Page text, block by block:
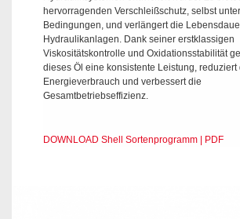
hervorragenden Verschleißschutz, selbst
Bedingungen, und verlängert die
Hydraulikanlagen. Dank seiner erstklassigen
Viskositätskontrolle und Oxidationsstabilität
dieses Öl eine konsistente Leistung, reduziert
Energieverbrauch und verbessert die
Gesamtbetriebseffizienz.
DOWNLOAD Shell Sortenprogramm | PDF